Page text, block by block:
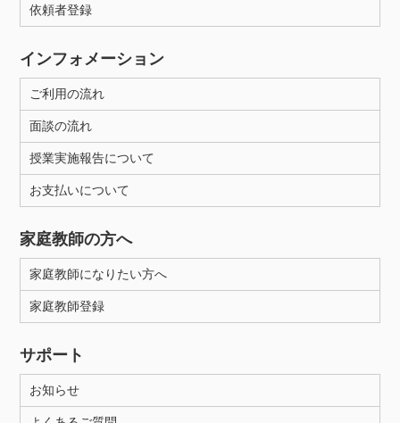
依頼者登録
インフォメーション
ご利用の流れ
面談の流れ
授業実施報告について
お支払いについて
家庭教師の方へ
家庭教師になりたい方へ
家庭教師登録
サポート
お知らせ